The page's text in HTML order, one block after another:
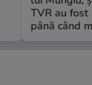
TVR au
până când